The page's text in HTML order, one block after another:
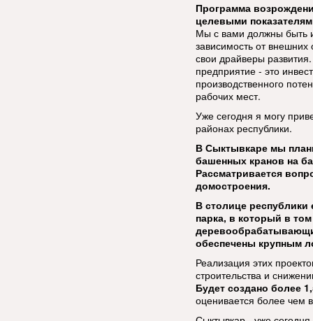
Программа
целевыми
Мы с вами должны быть
зависимость от
свои драйверы
предприятие - это
производственного
рабочих мест.
Уже сегодня я могу
районах республики.
В Сыктывкаре мы
башенных кранов на
Рассматривается
домостроения.
В столице республики
парка, в который в
обеспечены крупным
Реализация этих
строительства и
Будет создано более
оценивается более чем